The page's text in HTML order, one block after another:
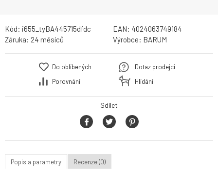
Kód: i655_tyBA445715dfdc EAN: 4024063749184
Záruka: 24 měsíců Výrobce: BARUM
Do oblíbených
Porovnání
Dotaz prodejci
Hlídání
Sdílet
Popis a parametry Recenze (0)